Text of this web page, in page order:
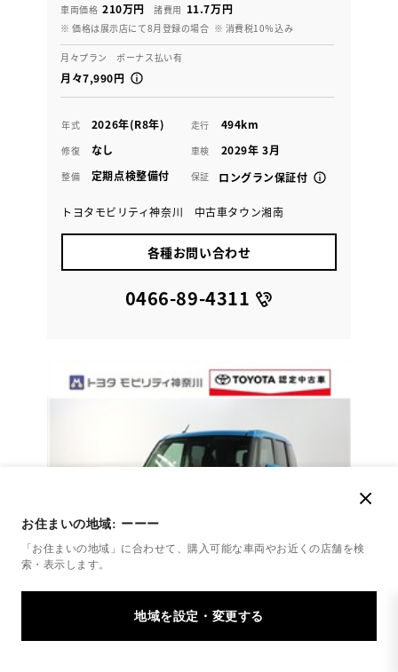
お住まいの地域: ーーー
「お住まいの地域」に合わせて、購入可能な車両やお近くの店舗を検
索・表示します。
車両価格 210万円 諸費用 11.7万円
※ 価格は展示店にて8月登録の場合 ※ 消費税10％込み
月々プラン ボーナス払い有
月々7,990円
年式 2026年(R8年) 走行 494km
修復 なし 車検 2029年 3月
整備 定期点検整備付 保証 ロングラン保証付
トヨタモビリティ神奈川 中古車タウン湘南
各種お問い合わせ
0466-89-4311
トヨタ